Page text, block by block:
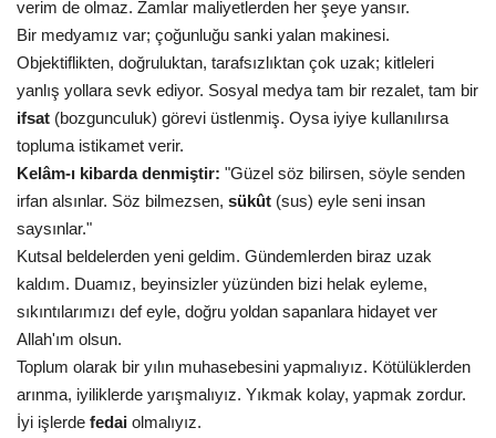
verim de olmaz. Zamlar maliyetlerden her şeye yansır.
Bir medyamız var; çoğunluğu sanki yalan makinesi.
Objektiflikten, doğruluktan, tarafsızlıktan çok uzak; kitleleri
yanlış yollara sevk ediyor. Sosyal medya tam bir rezalet, tam bir
ifsat (bozgunculuk) görevi üstlenmiş. Oysa iyiye kullanılırsa
topluma istikamet verir.
Kelâm-ı kibarda denmiştir: "Güzel söz bilirsen, söyle senden
irfan alsınlar. Söz bilmezsen, sükût (sus) eyle seni insan
saysınlar."
Kutsal beldelerden yeni geldim. Gündemlerden biraz uzak
kaldım. Duamız, beyinsizler yüzünden bizi helak eyleme,
sıkıntılarımızı def eyle, doğru yoldan sapanlara hidayet ver
Allah'ım olsun.
Toplum olarak bir yılın muhasebesini yapmalıyız. Kötülüklerden
arınma, iyiliklerde yarışmalıyız. Yıkmak kolay, yapmak zordur.
İyi işlerde fedai olmalıyız.